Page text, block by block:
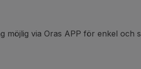
via Oras APP för enkel och